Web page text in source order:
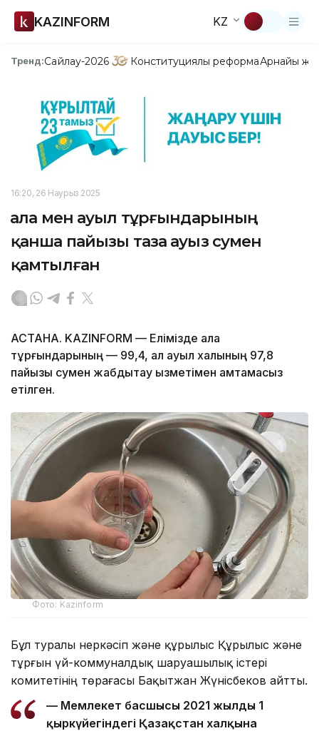
KAZINFORM KZ
Тренд:Сайлау-2026 Конституциялық реформаАрнайы
16:20, 26 Наурыз 2025
Қала мен ауыл тұрғындарының
қанша пайызы таза ауыз сумен
қамтылған
АСТАНА. KAZINFORM — Елімізде қала
тұрғындарының — 99,4, ал ауыл халқының 97,8
пайызы сумен жабдықтау қызметімен қамтамасыз
етілген.
Фото: Kazinform
Бұл туралы Өнеркәсіп және құрылыс Құрылыс және
тұрғын үй-коммуналдық шаруашылық істері
комитетінің төрағасы Бақытжан Жүнісбеков айтты.
— Мемлекет басшысы 2021 жылдың 1
қыркүйегіндегі Қазақстан халқына